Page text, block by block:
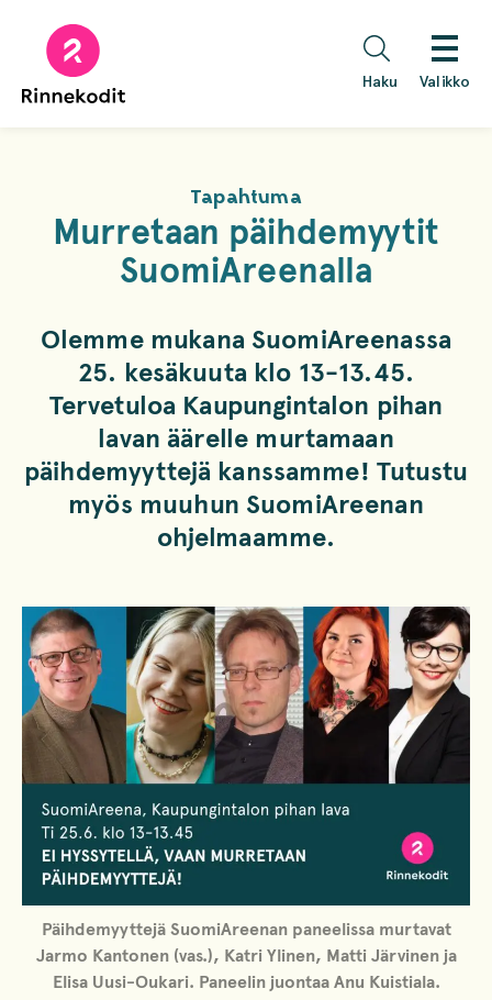
sisältöön
Haku Valikko
Tapahtuma
Murretaan päihdemyytit
SuomiAreenalla
Olemme mukana SuomiAreenassa
25. kesäkuuta klo 13-13.45.
Tervetuloa Kaupungintalon pihan
lavan äärelle murtamaan
päihdemyyttejä kanssamme! Tutustu
myös muuhun SuomiAreenan
ohjelmaamme.
Päihdemyyttejä SuomiAreenan paneelissa murtavat
Jarmo Kantonen (vas.), Katri Ylinen, Matti Järvinen ja
Elisa Uusi-Oukari. Paneelin juontaa Anu Kuistiala.